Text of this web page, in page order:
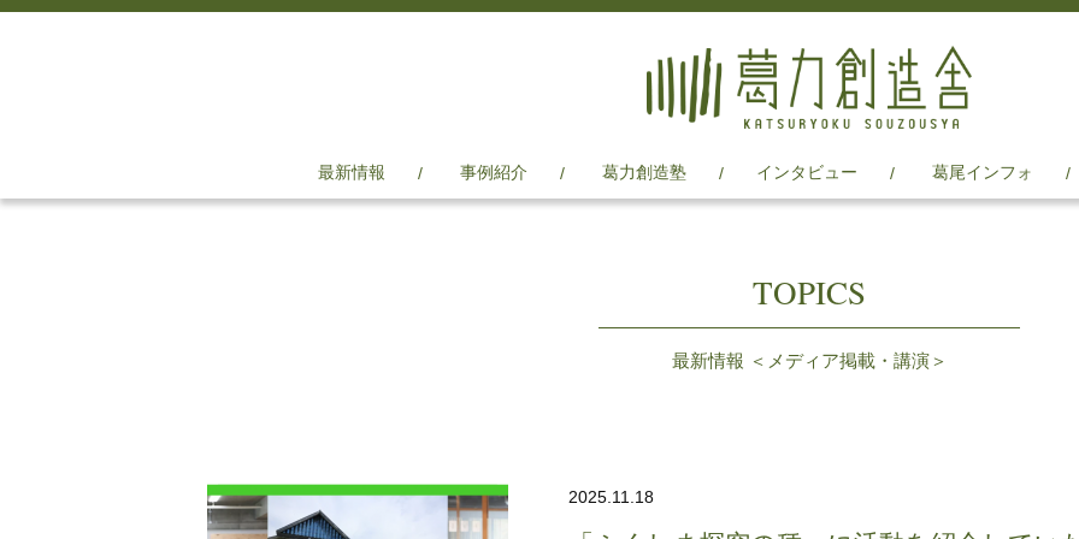
最新情報 事例紹介 葛力創造塾 インタビュー 葛尾インフォ
TOPICS
最新情報 ＜メディア掲載・講演＞
2025.11.18